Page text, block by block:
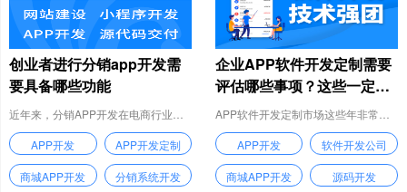
创业者进行分销app开发需
要具备哪些功能
APP开发
APP开发定制
商城APP开发 分销系统开发
企业APP软件开发定制需要
评估哪些事项？这些一定要
了解
APP开发
软件开发公司
商城APP开发 源码开发